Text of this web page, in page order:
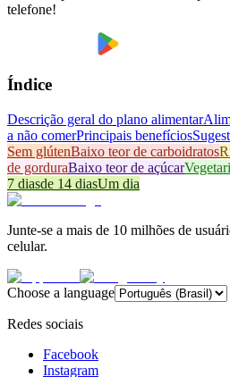
telefone!
Índice
Descrição geral do plano alimentar
a não comerPrincipais benefícios
Sem glútenBaixo teor de carboidratos
de gorduraBaixo teor de açúcar
7 diasde 14 diasUm dia
Junte-se a mais de 10 milhões de
celular.
Choose a language
Redes sociais
Facebook
Instagram